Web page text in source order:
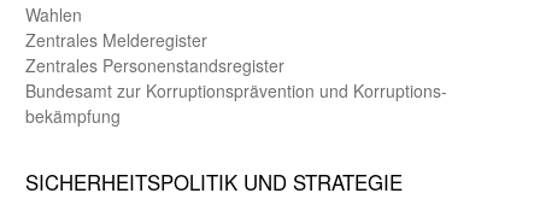
Wahlen
Zentrales Melde­register
Zentrales Personen­stands­register
Bundes­amt zur Korrup­tions­prävention und Korrup­tions­
bekämpfung
SICHER­HEITS­POLITIK UND STRATEGIE